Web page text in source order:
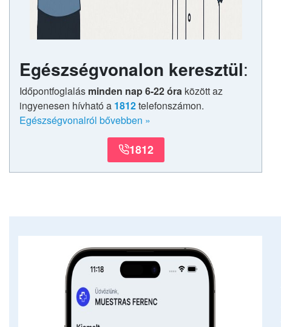
Egészségvonalon keresztül:
Időpontfoglalás minden nap 6-22 óra között az
ingyenesen hívható a 1812telefonszámon.
Egészségvonalról bővebben »
1812